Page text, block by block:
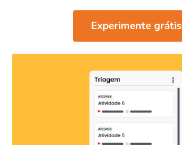
Experimente grátis